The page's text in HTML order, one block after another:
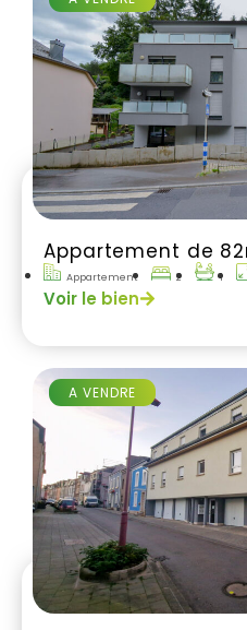
Appartement de
Appartement 2 1
Voir le bien
A VENDRE